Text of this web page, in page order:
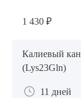
1 430 ₽
Калиевый
(Lys23Gln)
11 дней